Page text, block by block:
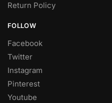
Return Policy
FOLLOW
Facebook
Twitter
Instagram
Pinterest
Youtube